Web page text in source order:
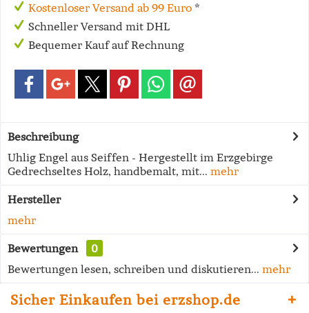
Kostenloser Versand ab 99 Euro *
Schneller Versand mit DHL
Bequemer Kauf auf Rechnung
Beschreibung
Uhlig Engel aus Seiffen - Hergestellt im Erzgebirge
Gedrechseltes Holz, handbemalt, mit... mehr
Hersteller
mehr
Bewertungen
0
Bewertungen lesen, schreiben und diskutieren... mehr
Sicher Einkaufen bei erzshop.de